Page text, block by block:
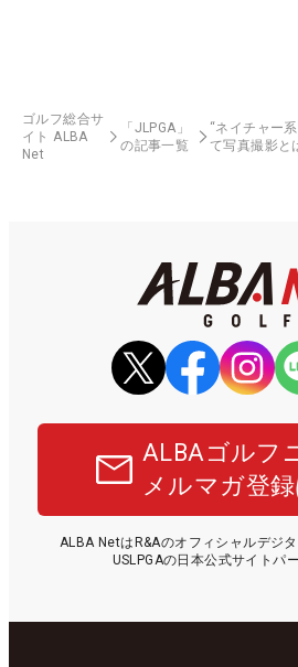
ゴルフ総合サ
イト ALBA
Net
「JLPGA」
の記事一覧
“ネイチャー
て写真撮影と
ALBAゴルフ
メルマガ登
ALBA NetはR&Aのオフィシャルデジ
USLPGAの日本公式サイトパ